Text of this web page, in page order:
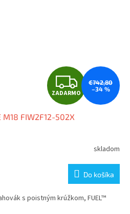
Z
A
R
M
ZADARMO
€742,80
–34 %
M18 FIW2F12-502X
skladom
Do košíka
s poistným krúžkom, FUEL™